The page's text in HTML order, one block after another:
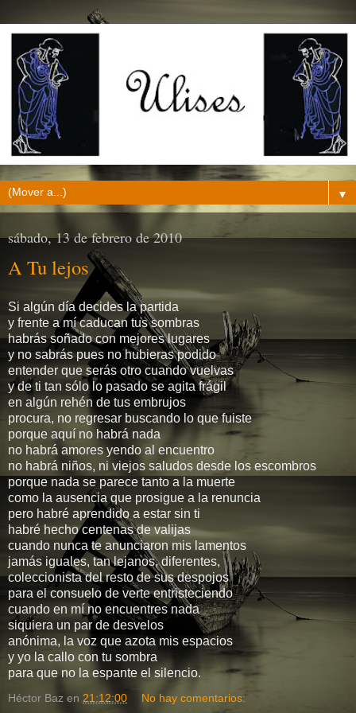
▼
sábado, 13 de febrero de 2010
A Tu lejos
Si algún día decides la partida
y frente a mí caducan tus sombras
habrás soñado con mejores lugares
y no sabrás pues no hubieras podido
entender que serás otro cuando vuelvas
y de ti tan sólo lo pasado se agita frágil
en algún rehén de tus embrujos
procura, no regresar buscando lo que fuiste
porque aquí no habrá nada
no habrá amores yendo al encuentro
no habrá niños, ni viejos saludos desde los escombros
porque nada se parece tanto a la muerte
como la ausencia que prosigue a la renuncia
pero habré aprendido a estar sin ti
habré hecho centenas de valijas
cuando nunca te anunciaron mis lamentos
jamás iguales, tan lejanos, diferentes,
coleccionista del resto de sus despojos
para el consuelo de verte entristeciendo
cuando en mí no encuentres nada
siquiera un par de desvelos
anónima, la voz que azota mis espacios
y yo la callo con tu sombra
para que no la espante el silencio.
Héctor Baz en 21:12:00 No hay comentarios: